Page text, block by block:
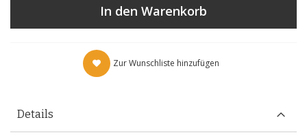
In den Warenkorb
Zur Wunschliste hinzufügen
Details